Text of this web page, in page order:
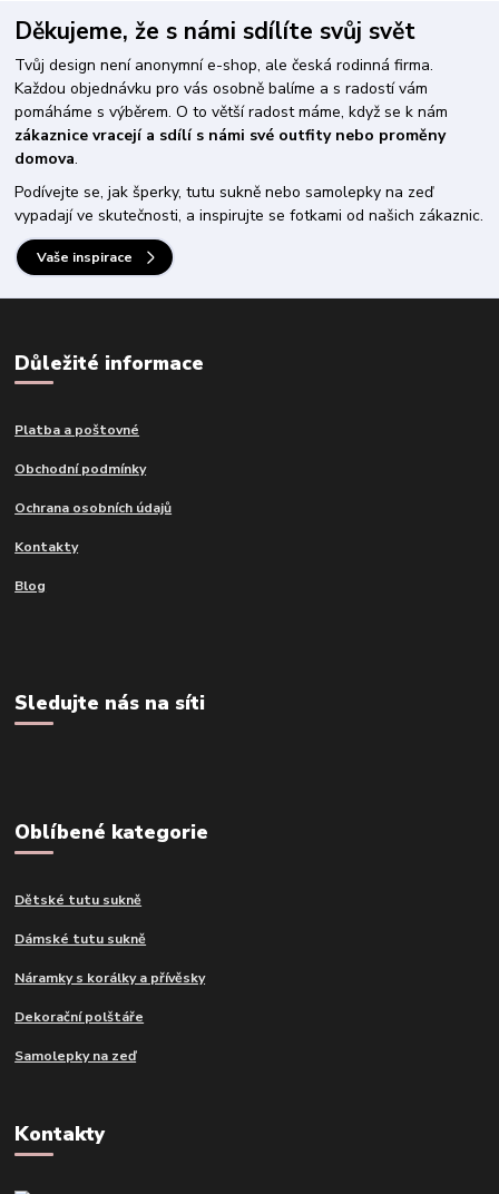
Děkujeme, že s námi sdílíte svůj svět
Tvůj design není anonymní e-shop, ale česká rodinná firma.
Každou objednávku pro vás osobně balíme a s radostí vám
pomáháme s výběrem. O to větší radost máme, když se k nám
zákaznice vracejí a sdílí s námi své outfity nebo proměny
domova.
Podívejte se, jak šperky, tutu sukně nebo samolepky na zeď
vypadají ve skutečnosti, a inspirujte se fotkami od našich zákaznic.
Vaše inspirace
Důležité informace
Platba a poštovné
Obchodní podmínky
Ochrana osobních údajů
Kontakty
Blog
Sledujte nás na síti
Oblíbené kategorie
Dětské tutu sukně
Dámské tutu sukně
Náramky s korálky a přívěsky
Dekorační polštáře
Samolepky na zeď
Kontakty